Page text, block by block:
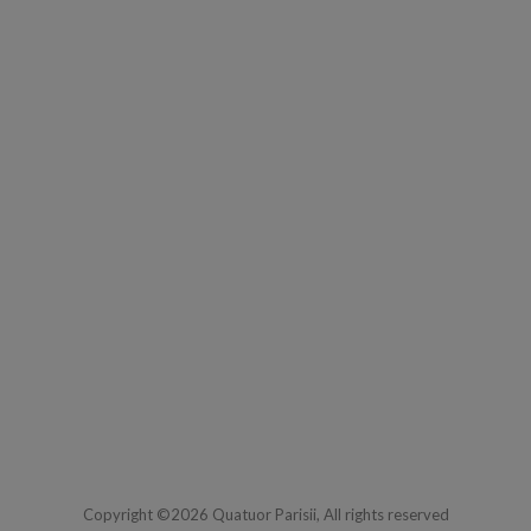
Copyright ©2026 Quatuor Parisii, All rights reserved